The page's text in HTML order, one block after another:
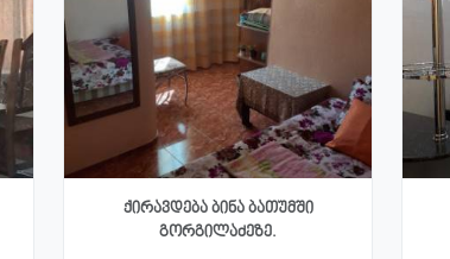
ქირავდება ბინა ბათუმში
გორგილაძეზე.